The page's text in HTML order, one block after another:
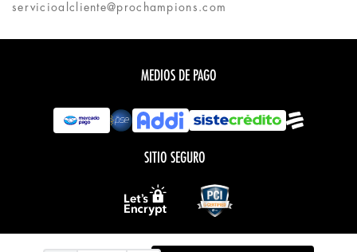
servicioalcliente@prochampions.com
MEDIOS DE PAGO
SITIO SEGURO
Todos los derechos reservados.COPYRIGHT © PROCHAMPIONS 2020